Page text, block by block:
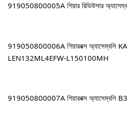
919050800005A গিয়ার রিডিউসার
919050800006A গিয়ারবক্স অ্যাসেম্বলি
LEN132ML4EFW-L150100MH
919050800007A গিয়ারবক্স অ্যাসেম্বলি